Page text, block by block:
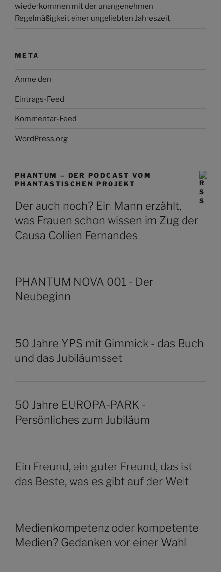
wiederkommen mit der unangenehmen
Regelmäßigkeit einer ungeliebten Jahreszeit
META
Anmelden
Eintrags-Feed
Kommentar-Feed
WordPress.org
PHANTUM – DER PODCAST VOM
PHANTASTISCHEN PROJEKT
Der auch noch? Ein Mann erzählt,
was Frauen schon wissen im Zug der
Causa Collien Fernandes
PHANTUM NOVA 001 - Der
Neubeginn
50 Jahre YPS mit Gimmick - das Buch
und das Jubiläumsset
50 Jahre EUROPA-PARK -
Persönliches zum Jubiläum
Ein Freund, ein guter Freund, das ist
das Beste, was es gibt auf der Welt
Medienkompetenz oder kompetente
Medien? Gedanken vor einer Wahl